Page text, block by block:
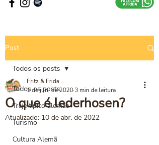
Post
Todos os posts
Traje típico alemão
Turismo
Cultura Alemã
Todos os posts
O que é lederhosen?
Fritz & Frida
1 de jun. de 20203 min de leitura
Atualizado: 10 de abr. de 2022